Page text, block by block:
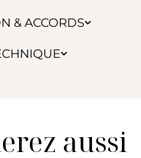
& ACCORDS
aussi